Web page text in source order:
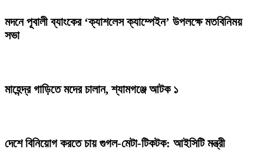
মদনে পূবালী ব্যাংকের ‘ক্যাশলেস ক্যাম্পেইন’ উপলক্ষে মতবিনিময়
সভা
মাহেন্দ্র গাড়িতে মদের চালান, শ্যামগঞ্জে আটক ১
দেশে বিনিয়োগ করতে চায় গুগল-মেটা-টিকটক: আইসিটি মন্ত্রী